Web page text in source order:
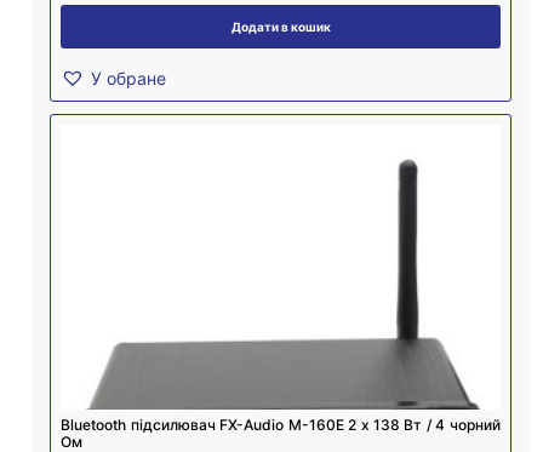
Додати в кошик
У обране
Bluetooth підсилювач FX-Audio M-160E 2 х 138 Вт / 4 чорний
Ом